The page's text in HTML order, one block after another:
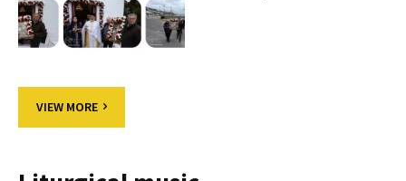
VIEW MORE